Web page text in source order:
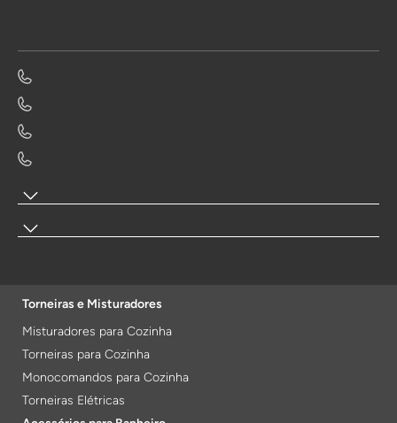
Torneiras e Misturadores
Misturadores para Cozinha
Torneiras para Cozinha
Monocomandos para Cozinha
Torneiras Elétricas